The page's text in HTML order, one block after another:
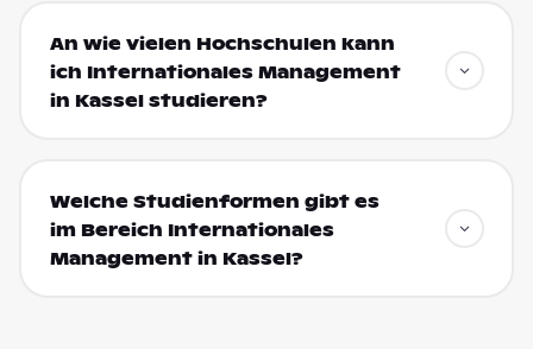
An wie vielen Hochschulen kann
ich Internationales Management
in Kassel studieren?
Welche Studienformen gibt es
im Bereich Internationales
Management in Kassel?